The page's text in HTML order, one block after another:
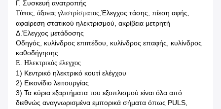
Γ. Συσκευή ανατροπής
Τύπος, άξονας γλιστρίσματος,Έλεγχος τάσης, πίεση αφής,
αφαίρεση στατικού ηλεκτρισμού, ακρίβεια μετρητή
Δ.Έλεγχος μετάδοσης
Οδηγός, κυλίνδρος επιπέδου, κυλίνδρος επαφής, κυλίνδρος
καθοδήγησης
Ε. Ηλεκτρικός έλεγχος
1) Κεντρικό ηλεκτρικό κουτί ελέγχου
2) Εικονίδιο λειτουργίας
3) Τα κύρια εξαρτήματα του εξοπλισμού είναι όλα από
διεθνώς αναγνωρισμένα εμπορικά σήματα όπως PULS,